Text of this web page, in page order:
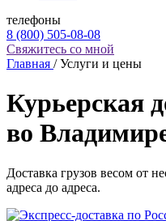
телефоны
8 (800) 505-08-08
Свяжитесь со мной
Главная /Услуги и цены
Курьерская
во
Доставка грузов весом от
адреса до адреса.